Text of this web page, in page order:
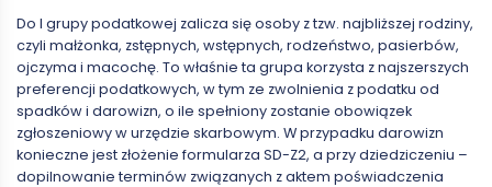
Do I grupy podatkowej zalicza się osoby z tzw. najbliższej rodziny,
czyli małżonka, zstępnych, wstępnych, rodzeństwo, pasierbów,
ojczyma i macochę. To właśnie ta grupa korzysta z najszerszych
preferencji podatkowych, w tym ze zwolnienia z podatku od
spadków i darowizn, o ile spełniony zostanie obowiązek
zgłoszeniowy w urzędzie skarbowym. W przypadku darowizn
konieczne jest złożenie formularza SD-Z2, a przy dziedziczeniu –
dopilnowanie terminów związanych z aktem poświadczenia